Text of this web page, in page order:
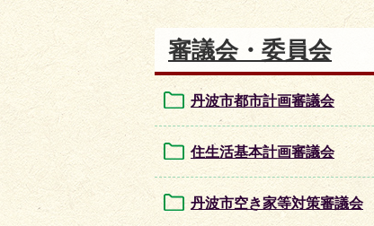
審議会・委員会
丹波市都市計画審議会
住生活基本計画審議会
丹波市空き家等対策審議会